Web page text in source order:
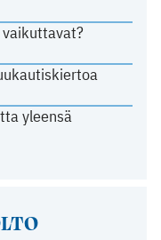
yleensä